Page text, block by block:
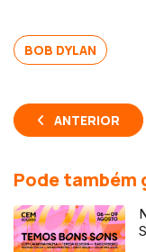
BOB DYLAN
ANTERIOR
Pode também